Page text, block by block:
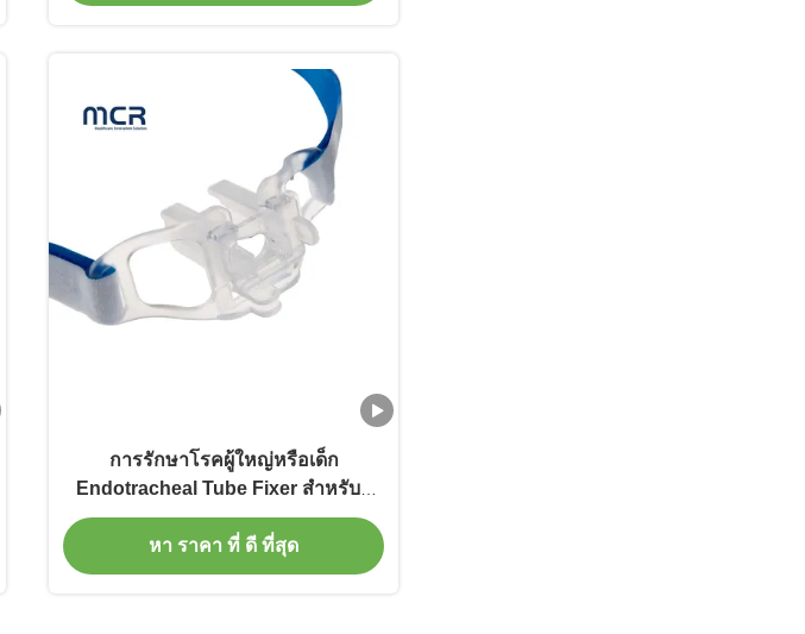
การรักษาโรคผู้ใหญ่หรือเด็ก
Endotracheal Tube Fixer สําหรับผู้
ป่วย
หา ราคา ที่ ดี ที่สุด